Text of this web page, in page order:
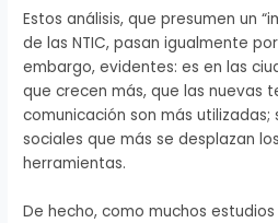
Estos análisis, que presumen un
de las NTIC, pasan igualmente
embargo, evidentes: es en las
que crecen más, que las nuevas
comunicación son más
sociales que más se desplazan
herramientas.
De hecho, como muchos